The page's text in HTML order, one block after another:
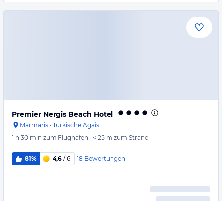
Premier Nergis Beach Hotel
Marmaris · Türkische Ägäis
1 h 30 min zum Flughafen · < 25 m zum Strand
81% 4,6 / 6 18 Bewertungen